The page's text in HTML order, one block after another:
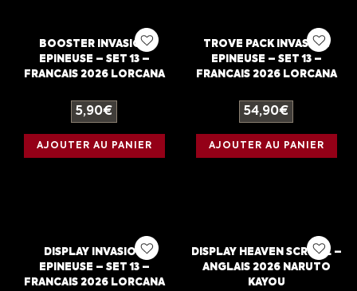
BOOSTER INVASION
EPINEUSE – SET 13 –
FRANCAIS 2026 LORCANA
5,90€
AJOUTER AU PANIER
TROVE PACK INVASION
EPINEUSE – SET 13 –
FRANCAIS 2026 LORCANA
54,90€
AJOUTER AU PANIER
DISPLAY INVASION
EPINEUSE – SET 13 –
FRANCAIS 2026 LORCANA
DISPLAY HEAVEN SCROLL –
ANGLAIS 2026 NARUTO
KAYOU